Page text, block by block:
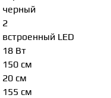
черный
2
встроенный LED
18 Вт
150 см
20 см
155 см